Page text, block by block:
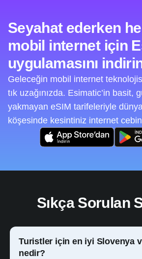
Seyahat ederken
mobil internet için
uygulamasını
Geleceğin mobil internet
tık uzağınızda. Esimatic’in basit,
yakmayan eSIM tarifeleriyle
köşesinde kesintiniz internet
Sıkça Sorulan
Turistler için en iyi Slovenya
nedir?